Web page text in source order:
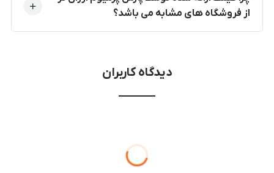
از فروشگاه های مشابه می باشد؟
دیدگاه کاربران